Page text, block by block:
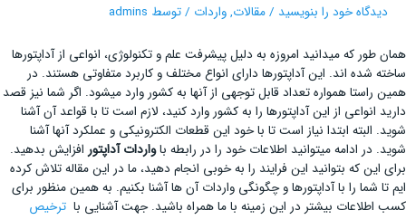
دیدگاه‌ خود را بنویسید /مقالات,واردات / توسط admins
همان طور که می­دانید امروزه به دلیل پیشرفت علم و تکنولوژی، انواعی از آداپتورها
ساخته شده اند. این آداپتورها دارای انواع مختلف و کاربرد متفاوتی هستند. در
همین راستا همواره تعداد قابل توجهی از آن­ها به کشور وارد می­شود. اگر شما نیز قصد
دارید انواعی از این آداپتورها را به کشور وارد کنید، لازم است تا با قواعد آن آشنا
شوید. البته ابتدا نیاز است تا با خود این قطعات الکترونیکی و عملکرد آن­ها آشنا
شوید. در ادامه می­توانید اطلاعات خود را در رابطه باواردات آداپتور افزایش بدهید.
برای این که بتوانید این فرایند را به خوبی انجام دهید، ما در این مقاله تلاش کرده
ایم تا شما را با آداپتورها و چگونگی واردات آن ها آشنا بکنیم. به همین منظور برای
کسب اطلاعات بیشتر در این زمینه با ما همراه باشید. جهت آشنایی با ترخیص